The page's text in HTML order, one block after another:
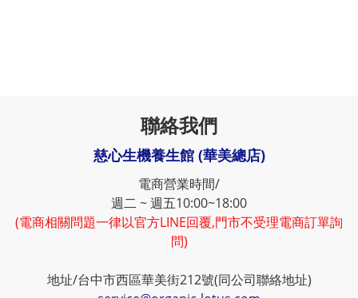
聯絡我們
慈心生機養生館 (華美總店)
電商營業時間/
週二 ~ 週五10:00~18:00
(電商相關問題一律以官方LINE回覆,門市不受理電商訂單詢
問)
地址/台中市西區華美街212號(同公司聯絡地址)